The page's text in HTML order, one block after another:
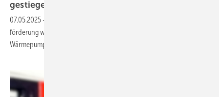
gestiegen
07.05.2025 -
för­de­rung wird im 1. Quar­tal 2025 mit ei­nem Plus von 35 % beim
Wärme­pumpen-Absatz